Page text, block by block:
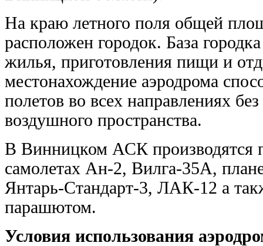
На краю летного поля общей
расположен городок. База
жилья, приготовления пищи и
местонахождение аэродрома
полетов во всех направлениях
воздушного пространства.
В Винницком АСК производятся
самолетах Ан-2, Вилга-35А,
Янтарь-Стандарт-3, ЛАК-12 а
парашютом.
Условия использования